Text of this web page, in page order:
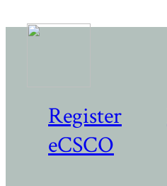
Register
eCSCO